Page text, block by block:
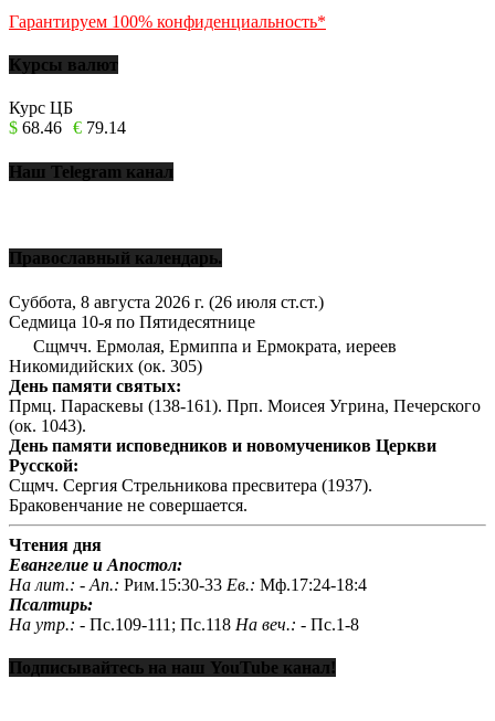
Гарантируем 100% конфиденциальность*
Курсы валют
Курс ЦБ
$ 68.46 € 79.14
Наш Telegram канал
Православный календарь.
Суббота, 8 августа 2026 г. (26 июля ст.ст.)
Седмица 10-я по Пятидесятнице
Сщмчч. Ермолая, Ермиппа и Ермократа, иереев
Никомидийских (ок. 305)
День памяти святых:
Прмц. Параскевы (138-161). Прп. Моисея Угрина, Печерского
(ок. 1043).
День памяти исповедников и новомучеников Церкви
Русской:
Сщмч. Сергия Стрельникова пресвитера (1937).
Браковенчание не совершается.
Чтения дня
Евангелие и Апостол:
На лит.: - Ап.: Рим.15:30-33 Ев.: Мф.17:24-18:4
Псалтирь:
На утр.: - Пс.109-111; Пс.118 На веч.: - Пс.1-8
Подписывайтесь на наш YouTube канал!